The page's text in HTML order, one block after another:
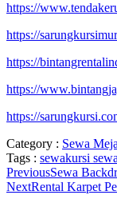
https://
https://
https://
https://
https://
Category : Sewa
Tags : sewakursi
PreviousSewa
NextRental Karpet